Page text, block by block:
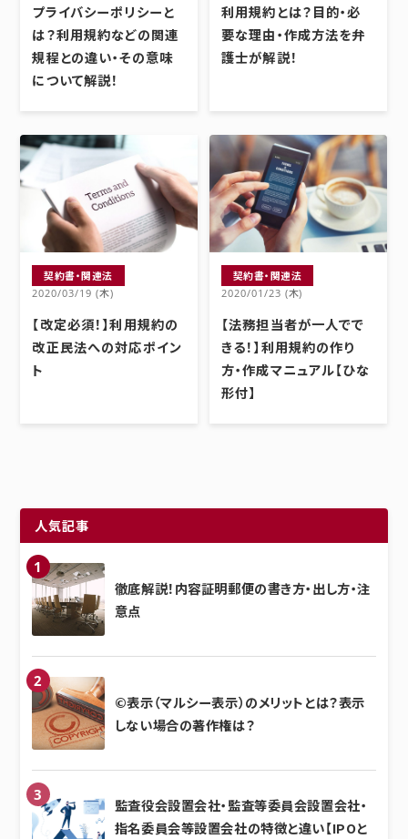
プライバシーポリシーと
は？利用規約などの関連
規程との違い・その意味
について解説！
利用規約とは？目的・必
要な理由・作成方法を弁
護士が解説！
契約書・関連法
2020/03/19 (木)
【改定必須！】利用規約の
改正民法への対応ポイン
ト
契約書・関連法
2020/01/23 (木)
【法務担当者が一人でで
きる！】利用規約の作り
方・作成マニュアル【ひな
形付】
人気記事
徹底解説！内容証明郵便の書き方・出し方・注
意点
©表示（マルシー表示）のメリットとは？表示
しない場合の著作権は？
監査役会設置会社・監査等委員会設置会社・
指名委員会等設置会社の特徴と違い【IPOと